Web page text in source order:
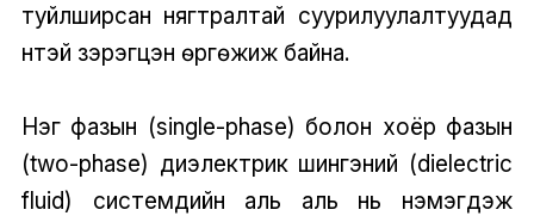
туйлширсан нягтралтай суурилуулалтуудад
үүнтэй зэрэгцэн өргөжиж байна.
Нэг фазын (single-phase) болон хоёр фазын
(two-phase) диэлектрик шингэний (dielectric
fluid) системүүдийн аль аль нь нэмэгдэж